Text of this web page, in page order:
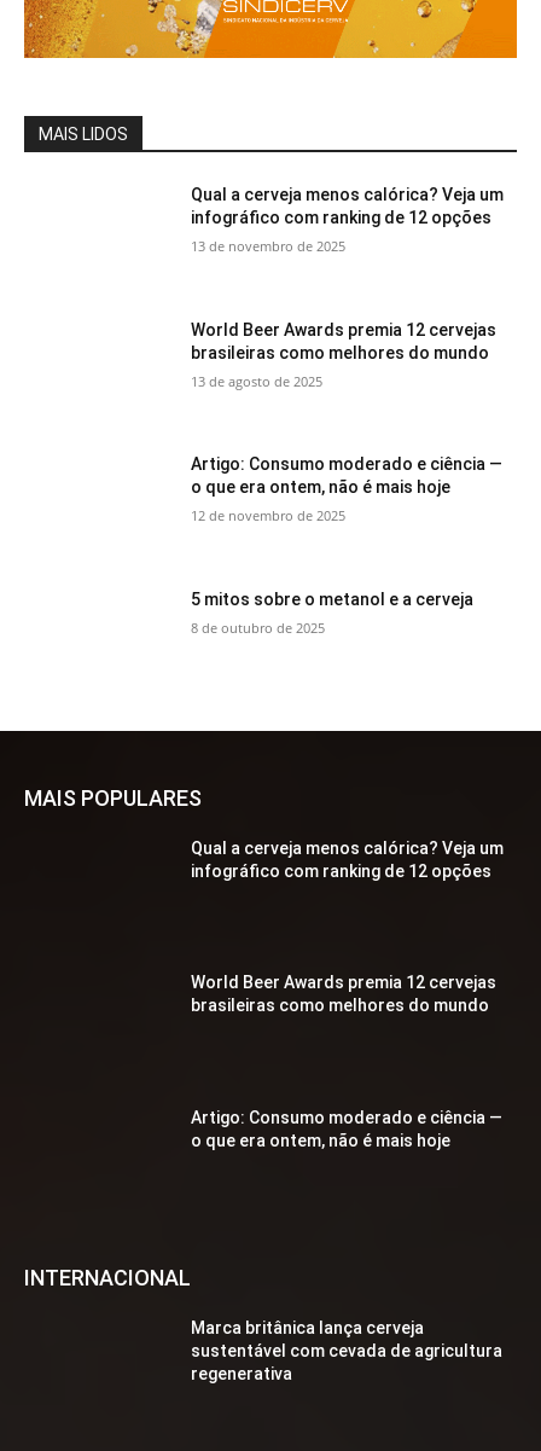
MAIS LIDOS
Qual a cerveja menos calórica? Veja um
infográfico com ranking de 12 opções
13 de novembro de 2025
World Beer Awards premia 12 cervejas
brasileiras como melhores do mundo
13 de agosto de 2025
Artigo: Consumo moderado e ciência —
o que era ontem, não é mais hoje
12 de novembro de 2025
5 mitos sobre o metanol e a cerveja
8 de outubro de 2025
MAIS POPULARES
Qual a cerveja menos calórica? Veja um
infográfico com ranking de 12 opções
World Beer Awards premia 12 cervejas
brasileiras como melhores do mundo
Artigo: Consumo moderado e ciência —
o que era ontem, não é mais hoje
INTERNACIONAL
Marca britânica lança cerveja
sustentável com cevada de agricultura
regenerativa